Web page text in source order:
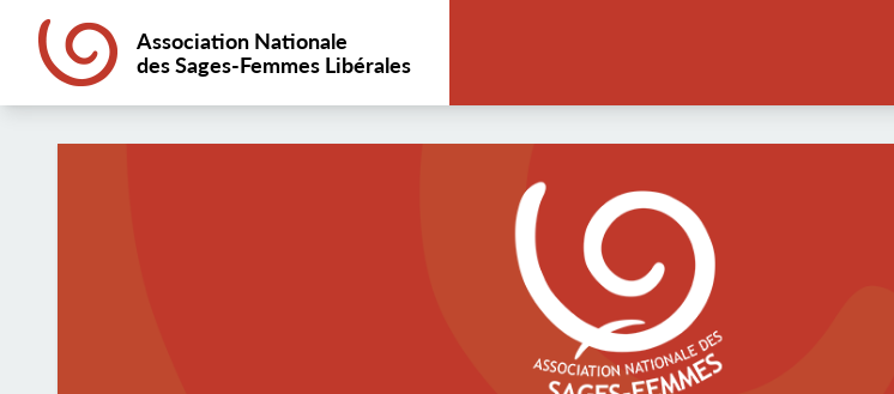
Association Nationale
des Sages-Femmes Libérales